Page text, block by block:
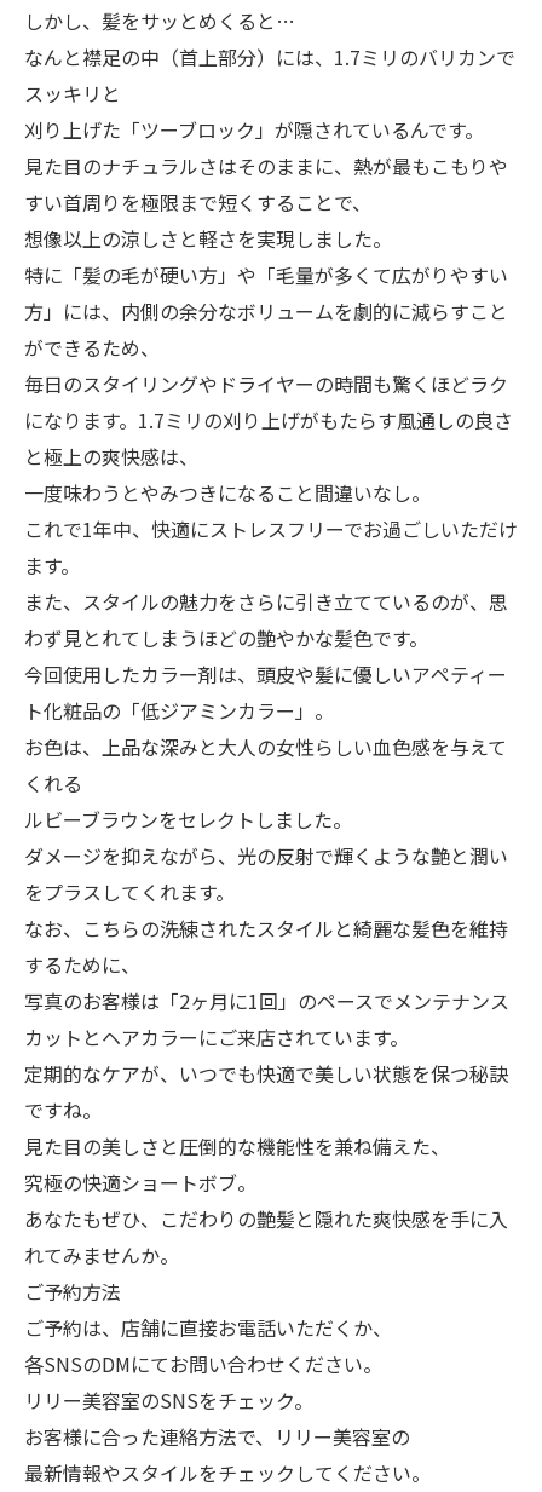
しかし、髪をサッとめくると…
なんと襟足の中（首上部分）には、1.7ミリのバリカンで
スッキリと
刈り上げた「ツーブロック」が隠されているんです。
見た目のナチュラルさはそのままに、熱が最もこもりや
すい首周りを極限まで短くすることで、
想像以上の涼しさと軽さを実現しました。
特に「髪の毛が硬い方」や「毛量が多くて広がりやすい
方」には、内側の余分なボリュームを劇的に減らすこと
ができるため、
毎日のスタイリングやドライヤーの時間も驚くほどラク
になります。1.7ミリの刈り上げがもたらす風通しの良さ
と極上の爽快感は、
一度味わうとやみつきになること間違いなし。
これで1年中、快適にストレスフリーでお過ごしいただけ
ます。
また、スタイルの魅力をさらに引き立てているのが、思
わず見とれてしまうほどの艶やかな髪色です。
今回使用したカラー剤は、頭皮や髪に優しいアペティー
ト化粧品の「低ジアミンカラー」。
お色は、上品な深みと大人の女性らしい血色感を与えて
くれる
ルビーブラウンをセレクトしました。
ダメージを抑えながら、光の反射で輝くような艶と潤い
をプラスしてくれます。
なお、こちらの洗練されたスタイルと綺麗な髪色を維持
するために、
写真のお客様は「2ヶ月に1回」のペースでメンテナンス
カットとヘアカラーにご来店されています。
定期的なケアが、いつでも快適で美しい状態を保つ秘訣
ですね。
見た目の美しさと圧倒的な機能性を兼ね備えた、
究極の快適ショートボブ。
あなたもぜひ、こだわりの艶髪と隠れた爽快感を手に入
れてみませんか。
ご予約方法
ご予約は、店舗に直接お電話いただくか、
各SNSのDMにてお問い合わせください。
リリー美容室のSNSをチェック。
お客様に合った連絡方法で、リリー美容室の
最新情報やスタイルをチェックしてください。